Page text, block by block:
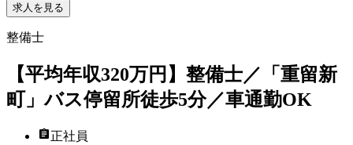
求人を見る
整備士
【平均年収320万円】整備士／「重留新
町」バス停留所徒歩5分／車通勤OK
正社員